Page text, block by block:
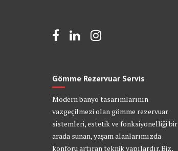
Gömme Rezervuar Servis
Modern banyo tasarımlarının
vazgeçilmezi olan gömme rezervuar
sistemleri, estetik ve fonksiyonelliği bir
arada sunan, yaşam alanlarımızda
konforu artıran teknik yapılardır. Biz,